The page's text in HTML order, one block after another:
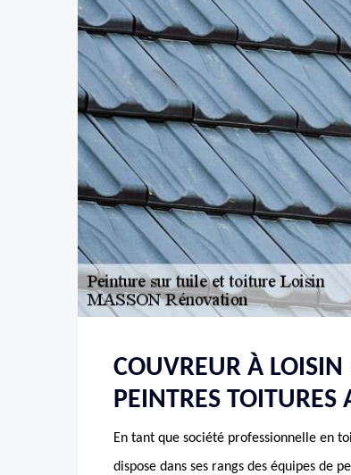
COUVREUR À
PEINTRES TOITURES
En tant que société professionnelle en
dispose dans ses rangs des équipes de